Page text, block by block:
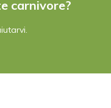
carnivore?